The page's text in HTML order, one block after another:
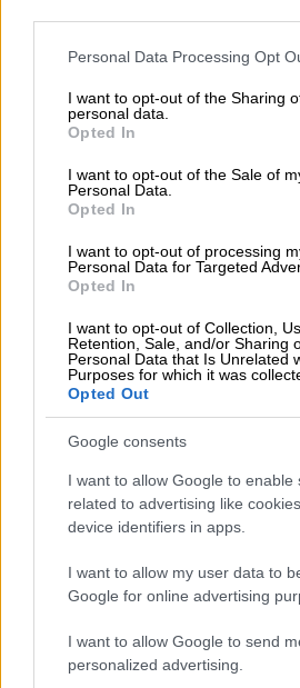
Please note that this website/app
not limited to your visit or usage
grant or deny consent to Google and
use your data for below specified
consent section.
Personal Data Processing Opt
I want to opt-out of the Sharing
personal data.
Opted In
I want to opt-out of the Sale of
Personal Data.
Opted In
I want to opt-out of processing
Personal Data for Targeted
Opted In
I want to opt-out of Collection,
Retention, Sale, and/or Sharing
Personal Data that Is Unrelated
Purposes for which it was
Opted Out
Google consents
I want to allow Google to enable
related to advertising like
device identifiers in apps.
I want to allow my user data to
Google for online advertising
I want to allow Google to send
personalized advertising.
Ελλάδα|26.11.2025 22:49
Αυτοκίνητο
Ναύπλιο - Στο
Από τύχη δεν υπήρξαν